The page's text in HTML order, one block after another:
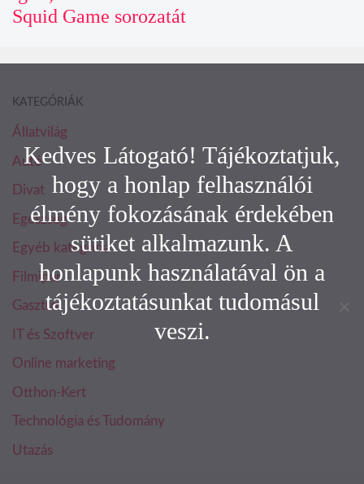
Squid Game sorozatát
KATEGÓRIÁK
Állatvilág
Autó
Divat
Egészség
Egyéb kategória
Filmipar
Gasztro
IT és Szoftver
Online marketing
Otthon-Kert
Technológia és Tudomány
Utazás
Kedves Látogató! Tájékoztatjuk,
hogy a honlap felhasználói
élmény fokozásának érdekében
sütiket alkalmazunk. A
honlapunk használatával ön a
tájékoztatásunkat tudomásul
veszi.